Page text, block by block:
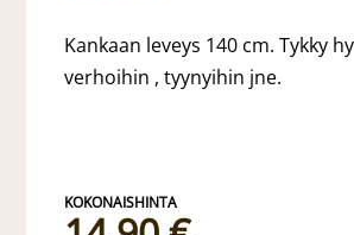
Kankaan leveys 140 cm. Tykky
verhoihin , tyynyihin jne.